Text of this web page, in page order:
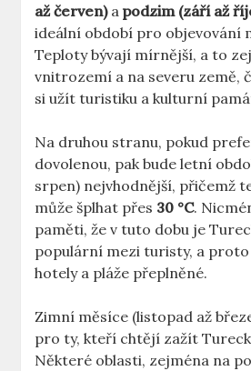
až červen)apodzim (září až
ideální období pro objevování
Teploty bývají mírnější, a to
vnitrozemí a na severu země,
si užít turistiku a kulturní
Na druhou stranu, pokud
dovolenou, pak bude letní
srpen) nejvhodnější, přičemž
může šplhat přes 30 °C.
paměti, že v tuto dobu je
populární mezi turisty, a
hotely a pláže přeplněné.
Zimní měsíce (listopad až
pro ty, kteří chtějí zažít
Některé oblasti, zejména na